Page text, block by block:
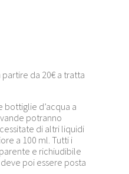
da 20€ a tratta
d’acqua a
potranno
di altri liquidi
a 100 ml. Tutti i
e richiudibile
poi essere posta